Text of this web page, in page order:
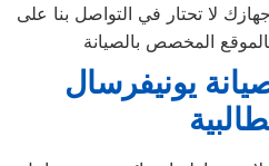
لا تحتار في التواصل بنا على
يونيفرسال